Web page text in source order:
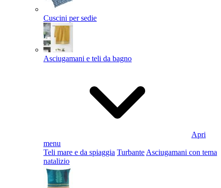
Cuscini per sedie
Asciugamani e teli da bagno
Apri
menu
Teli mare e da spiaggia Turbante Asciugamani con tema
natalizio